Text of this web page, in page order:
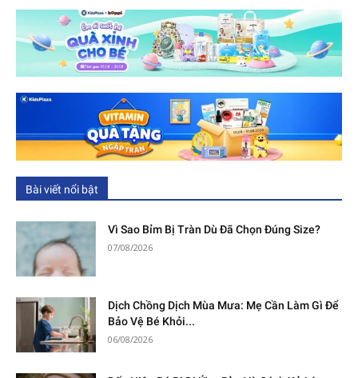
Bài viết nổi bật
Vì Sao Bỉm Bị Tràn Dù Đã Chọn Đúng Size?
07/08/2026
Dịch Chồng Dịch Mùa Mưa: Mẹ Cần Làm Gì Để
Bảo Vệ Bé Khỏi...
06/08/2026